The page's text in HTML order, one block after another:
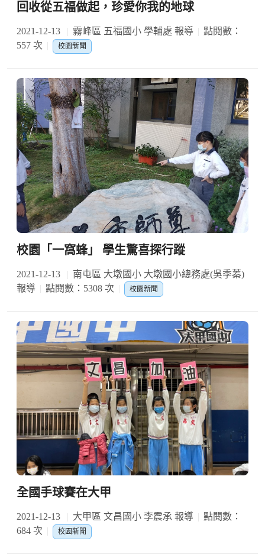
回收從五福做起，珍愛你我的地球
2021-12-13 霧峰區 五福國小 學輔處 報導
點閱數：
557 次
校園新聞
校園「一窩蜂」 學生驚喜探行蹤
2021-12-13
南屯區 大墩國小 大墩國小總務處(吳季蓁)
報導
點閱數：5308 次 校園新聞
全國手球賽在大甲
2021-12-13 大甲區 文昌國小 李震承 報導
點閱數：
684 次
校園新聞